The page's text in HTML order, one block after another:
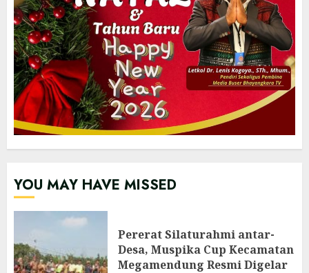
YOU MAY HAVE MISSED
‎Pererat Silaturahmi antar-
Desa, Muspika Cup Kecamatan
Megamendung Resmi Digelar